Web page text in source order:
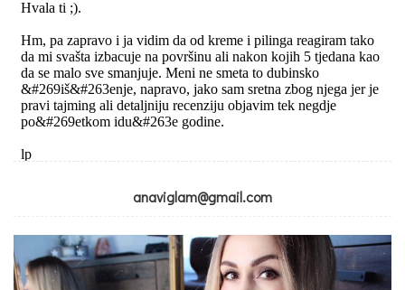
anaviglam@gmail.com